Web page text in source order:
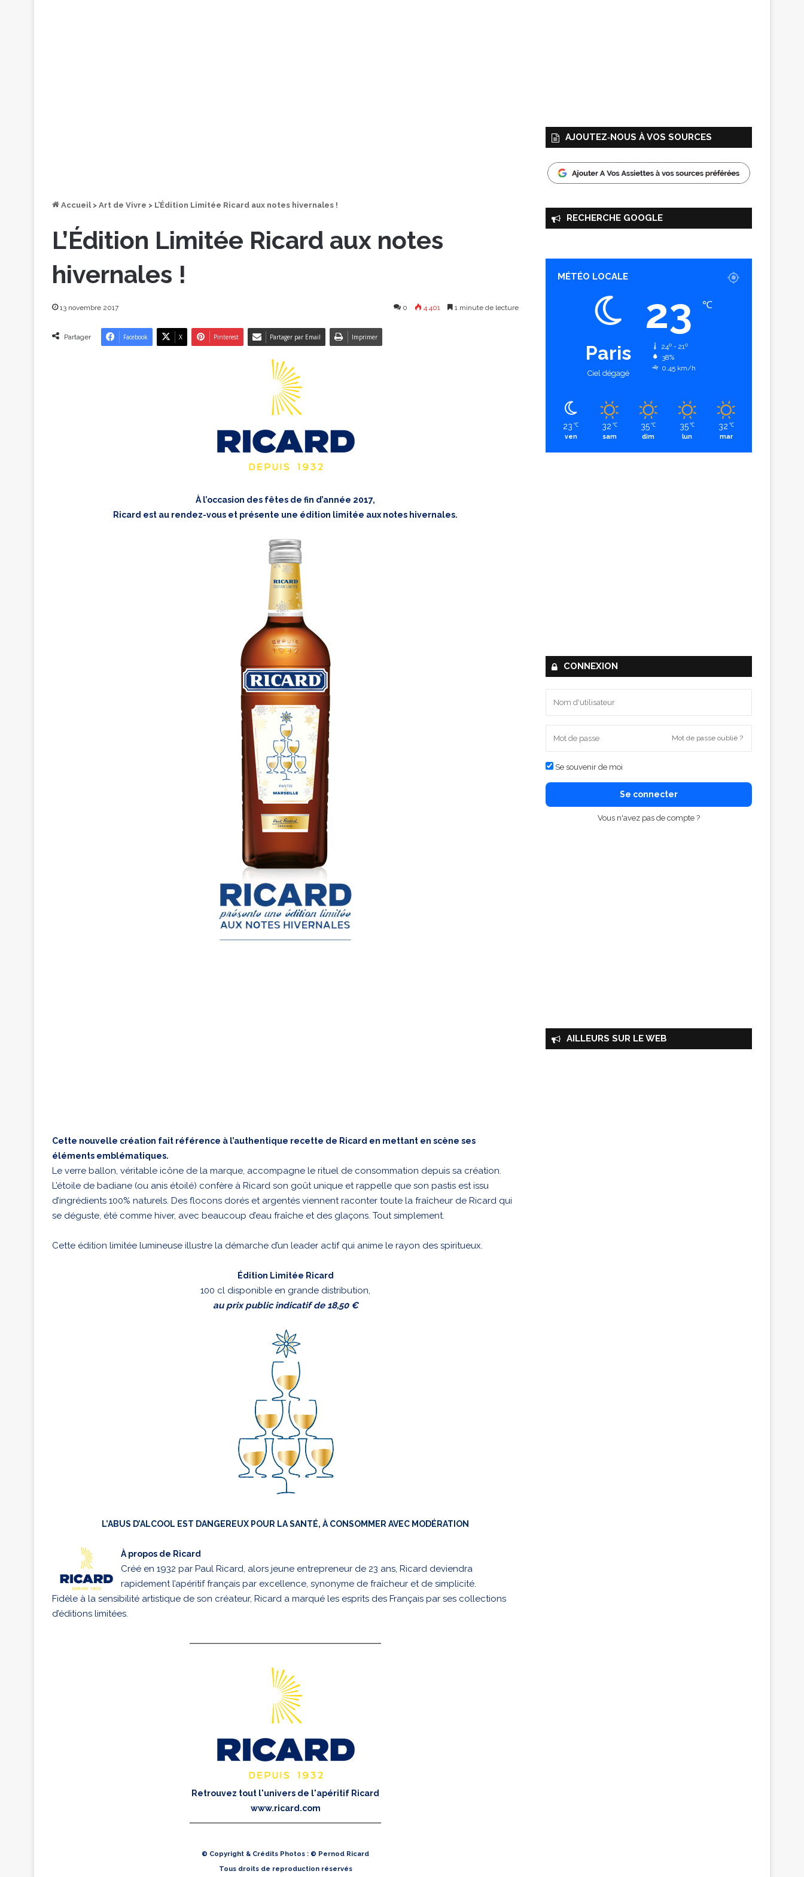
Accueil > Art de Vivre > L’Édition Limitée Ricard aux notes hivernales !
L’Édition Limitée Ricard aux notes
hivernales !
13 novembre 2017 0 4 401 1 minute de lecture
Partager Facebook X Pinterest Partager par Email Imprimer
À l’occasion des fêtes de fin d’année 2017,
Ricard est au rendez-vous et présente une édition limitée aux notes hivernales.
Cette nouvelle création fait référence à l’authentique recette de Ricard en mettant en scène ses
éléments emblématiques.
Le verre ballon, véritable icône de la marque, accompagne le rituel de consommation depuis sa création.
L’étoile de badiane (ou anis étoilé) confère à Ricard son goût unique et rappelle que son pastis est issu
d’ingrédients 100% naturels. Des flocons dorés et argentés viennent raconter toute la fraîcheur de Ricard qui
se déguste, été comme hiver, avec beaucoup d’eau fraîche et des glaçons. Tout simplement.
Cette édition limitée lumineuse illustre la démarche d’un leader actif qui anime le rayon des spiritueux.
Édition Limitée Ricard
100 cl disponible en grande distribution,
au prix public indicatif de 18,50 €
L’ABUS D’ALCOOL EST DANGEREUX POUR LA SANTÉ, À CONSOMMER AVEC MODÉRATION
À propos de Ricard
Créé en 1932 par Paul Ricard, alors jeune entrepreneur de 23 ans, Ricard deviendra
rapidement l’apéritif français par excellence, synonyme de fraîcheur et de simplicité.
Fidèle à la sensibilité artistique de son créateur, Ricard a marqué les esprits des Français par ses collections
d’éditions limitées.
Retrouvez tout l'univers de l'apéritif Ricard
www.ricard.com
© Copyright & Crédits Photos : © Pernod Ricard
Tous droits de reproduction réservés
AJOUTEZ‑NOUS À VOS SOURCES
RECHERCHE GOOGLE
MÉTÉO LOCALE
Paris
Ciel dégagé
23 ℃
24º - 21º
38%
0.45 km/h
23 ℃
ven
32 ℃
sam
35 ℃
dim
35 ℃
lun
32 ℃
mar
CONNEXION
Mot de passe oublié ?
Se souvenir de moi
Se connecter
Vous n'avez pas de compte ?
AILLEURS SUR LE WEB